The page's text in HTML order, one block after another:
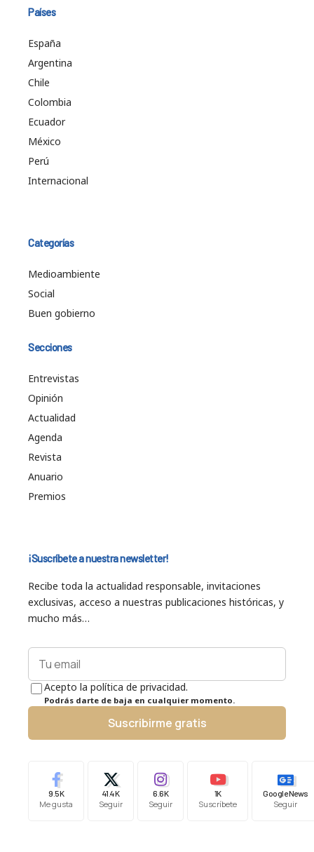
Países
España
Argentina
Chile
Colombia
Ecuador
México
Perú
Internacional
Categorías
Medioambiente
Social
Buen gobierno
Secciones
Entrevistas
Opinión
Actualidad
Agenda
Revista
Anuario
Premios
¡Suscríbete a nuestra newsletter!
Recibe toda la actualidad responsable, invitaciones
exclusivas, acceso a nuestras publicaciones históricas, y
mucho más…
Acepto la política de privacidad.
Podrás darte de baja en cualquier momento.
Suscribirme gratis
9.5K
Me gusta
41.4K
Seguir
6.6K
Seguir
1K
Suscríbete
Google News
Seguir